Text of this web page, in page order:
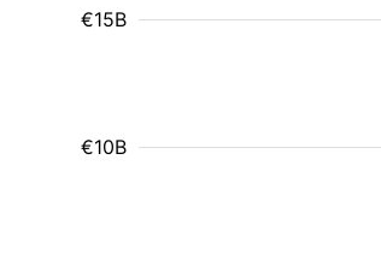
€10B
€15B